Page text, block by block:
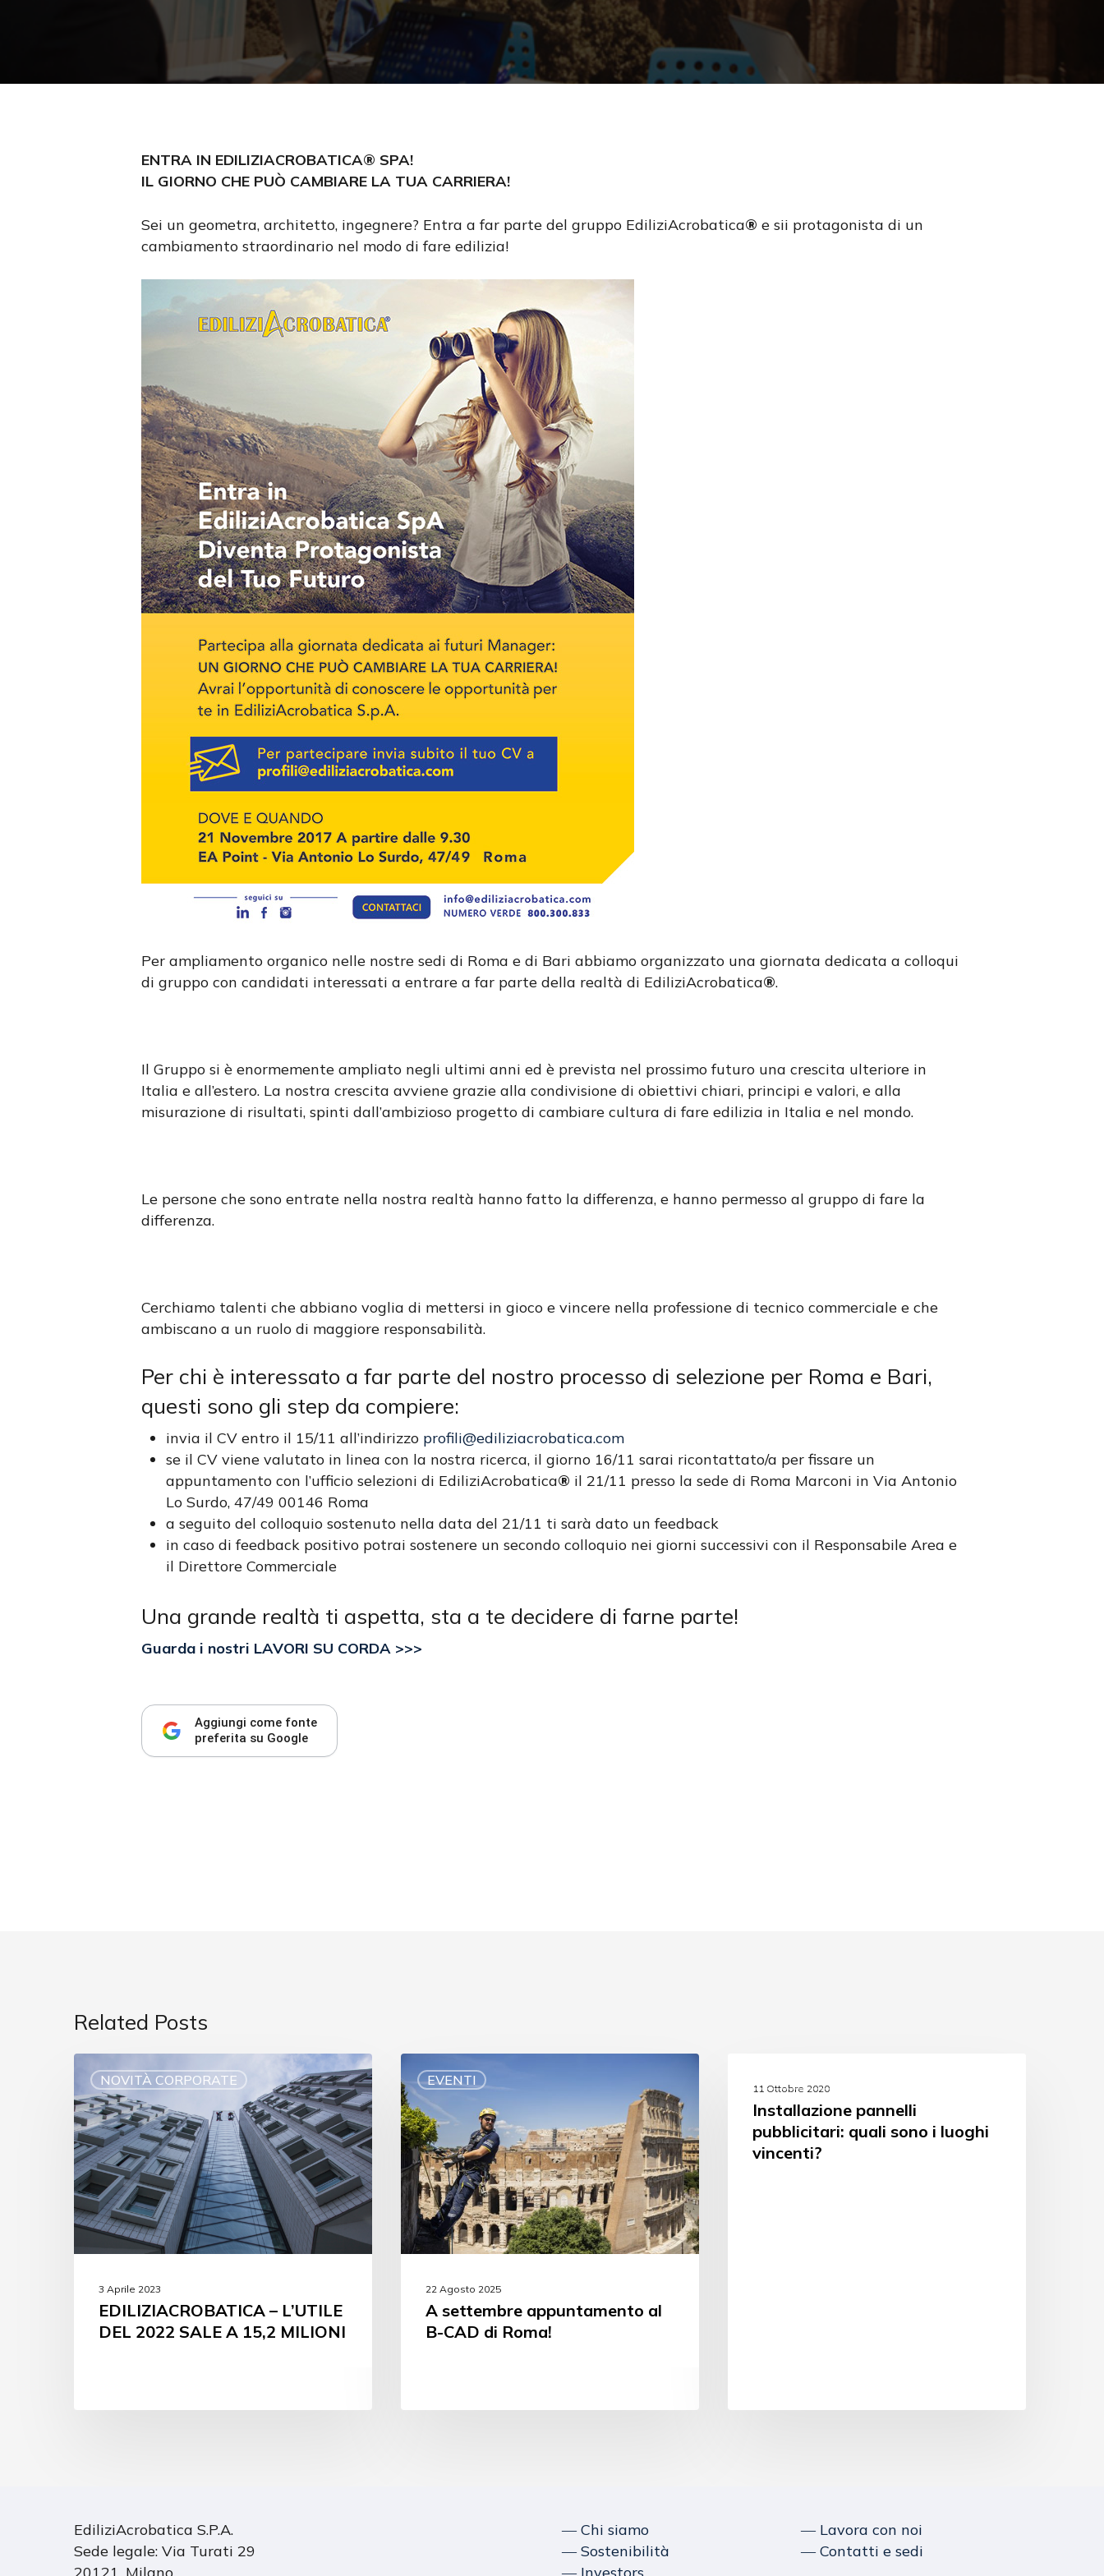
Premi invio per cercare oppure ESC per uscire
ENTRA IN EDILIZIACROBATICA® SPA!
IL GIORNO CHE PUÒ CAMBIARE LA TUA CARRIERA!
Sei un geometra, architetto, ingegnere? Entra a far parte del gruppo EdiliziAcrobatica® e sii protagonista di un
cambiamento straordinario nel modo di fare edilizia!
Per ampliamento organico nelle nostre sedi di Roma e di Bari abbiamo organizzato una giornata dedicata a colloqui
di gruppo con candidati interessati a entrare a far parte della realtà di EdiliziAcrobatica®.
Il Gruppo si è enormemente ampliato negli ultimi anni ed è prevista nel prossimo futuro una crescita ulteriore in
Italia e all’estero. La nostra crescita avviene grazie alla condivisione di obiettivi chiari, principi e valori, e alla
misurazione di risultati, spinti dall’ambizioso progetto di cambiare cultura di fare edilizia in Italia e nel mondo.
Le persone che sono entrate nella nostra realtà hanno fatto la differenza, e hanno permesso al gruppo di fare la
differenza.
Cerchiamo talenti che abbiano voglia di mettersi in gioco e vincere nella professione di tecnico commerciale e che
ambiscano a un ruolo di maggiore responsabilità.
Per chi è interessato a far parte del nostro processo di selezione per Roma e Bari,
questi sono gli step da compiere:
invia il CV entro il 15/11 all’indirizzo profili@ediliziacrobatica.com
se il CV viene valutato in linea con la nostra ricerca, il giorno 16/11 sarai ricontattato/a per fissare un
appuntamento con l’ufficio selezioni di EdiliziAcrobatica® il 21/11 presso la sede di Roma Marconi in Via Antonio
Lo Surdo, 47/49 00146 Roma
a seguito del colloquio sostenuto nella data del 21/11 ti sarà dato un feedback
in caso di feedback positivo potrai sostenere un secondo colloquio nei giorni successivi con il Responsabile Area e
il Direttore Commerciale
Una grande realtà ti aspetta, sta a te decidere di farne parte!
Guarda i nostri LAVORI SU CORDA >>>
Aggiungi come fonte
preferita su Google
Related Posts
NOVITÀ CORPORATE
3 Aprile 2023
EDILIZIACROBATICA – L’UTILE
DEL 2022 SALE A 15,2 MILIONI
EVENTI
22 Agosto 2025
A settembre appuntamento al
B-CAD di Roma!
11 Ottobre 2020
Installazione pannelli
pubblicitari: quali sono i luoghi
vincenti?
EdiliziAcrobatica S.P.A.
Sede legale: Via Turati 29
― Chi siamo
― Sostenibilità
― Lavora con noi
― Contatti e sedi